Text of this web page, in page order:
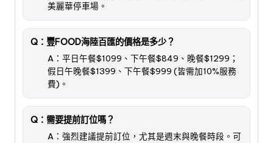
美麗華停車場。
Q：豐FOOD海陸百匯的價格是多少？
A：平日午餐$1099、下午餐$849、晚餐$1299；
假日午晚餐$1399、下午餐$999 (皆需加10%服務
費)。
Q：需要提前訂位嗎？
A：強烈建議提前訂位，尤其是週末與晚餐時段。可